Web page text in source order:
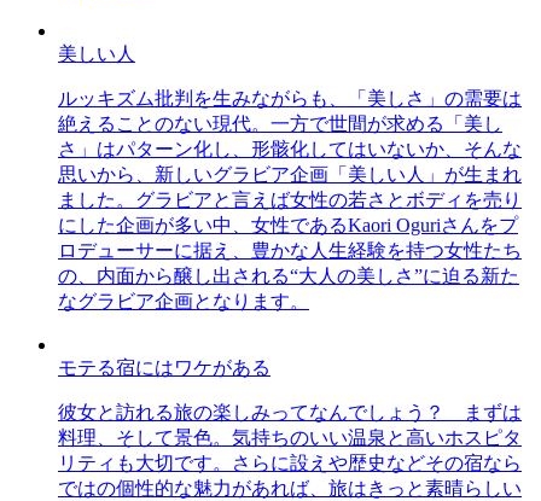
美しい人
ルッキズム批判を生みながらも、「美しさ」の需要は
絶えることのない現代。一方で世間が求める「美し
さ」はパターン化し、形骸化してはいないか、そんな
思いから、新しいグラビア企画「美しい人」が生まれ
ました。グラビアと言えば女性の若さとボディを売り
にした企画が多い中、女性であるKaori Oguriさんをプ
ロデューサーに据え、豊かな人生経験を持つ女性たち
の、内面から醸し出される“大人の美しさ”に迫る新た
なグラビア企画となります。
モテる宿にはワケがある
彼女と訪れる旅の楽しみってなんでしょう？ まずは
料理、そして景色。気持ちのいい温泉と高いホスピタ
リティも大切です。さらに設えや歴史などその宿なら
ではの個性的な魅力があれば、旅はきっと素晴らしい